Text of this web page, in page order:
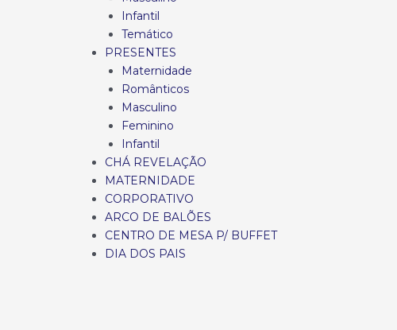
Infantil
Temático
PRESENTES
Maternidade
Românticos
Masculino
Feminino
Infantil
CHÁ REVELAÇÃO
MATERNIDADE
CORPORATIVO
ARCO DE BALÕES
CENTRO DE MESA P/ BUFFET
DIA DOS PAIS